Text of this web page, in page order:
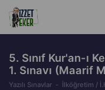
5. Sınıf Kur'an-ı
1. Sınavı (Maarif
Yazılı Sınavlar İlköğretim /